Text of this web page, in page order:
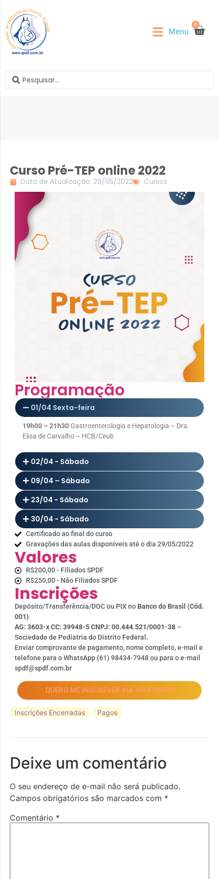
0
Menu
Curso Pré-TEP online 2022
Data de Atualização: 29/05/2022 Cursos
Programação
01/04 Sexta-feira
19h00 – 21h30 Gastroenterologia e Hepatologia – Dra.
Elisa de Carvalho – HCB/Ceub
02/04 - Sábado
09/04 – Sábado
23/04 - Sábado
30/04 - Sábado
Certificado ao final do curso
Gravações das aulas disponíveis até o dia 29/05/2022
Valores
R$200,00 - Filiados SPDF
R$250,00 - Não Filiados SPDF
Inscrições
Depósito/Transferência/DOC ou PIX no Banco do Brasil (Cód.
001)
AG: 3603-x CC: 39948-5CNPJ: 00.444.521/0001-38 –
Sociedade de Pediatria do Distrito Federal.
Enviar comprovante de pagamento, nome completo, e-mail e
telefone para o WhatsApp (61) 98434-7948 ou para o e-mail
spdf@spdf.com.br
QUERO ME INSCREVER VIA WHATSAPP
Inscrições Encerradas Pagos
Deixe um comentário
O seu endereço de e-mail não será publicado.
Campos obrigatórios são marcados com *
Comentário *